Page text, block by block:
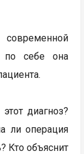
по себе она
диагноз?
ли операция
Кто объяснит